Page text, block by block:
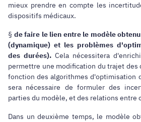
mieux prendre en compte les
dispositifs médicaux.
§ de faire le lien entre le modèle
(dynamique) et les problèmes
des durées). Cela nécessitera
permettre une modification du trajet des
fonction des algorithmes d'optimisation
sera nécessaire de formuler des
parties du modèle, et des relations entre
Dans un deuxième temps, le modèle